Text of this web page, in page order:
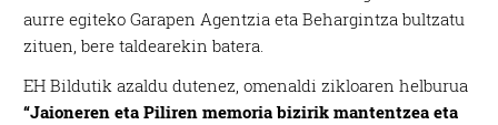
aurre egiteko Garapen Agentzia eta Behargintza bultzatu
zituen, bere taldearekin batera.
EH Bildutik azaldu dutenez, omenaldi zikloaren helburua
“Jaioneren eta Piliren memoria bizirik mantentzea eta